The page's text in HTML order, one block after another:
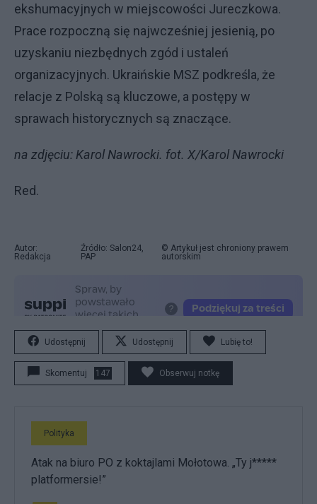
ekshumacyjnych w miejscowości Jureczkowa.
Prace rozpoczną się najwcześniej jesienią, po
uzyskaniu niezbędnych zgód i ustaleń
organizacyjnych. Ukraińskie MSZ podkreśla, że
relacje z Polską są kluczowe, a postępy w
sprawach historycznych są znaczące.
na zdjęciu: Karol Nawrocki. fot. X/Karol Nawrocki
Red.
Autor:
Redakcja
Źródło: Salon24,
PAP
© Artykuł jest chroniony prawem
autorskim
Udostępnij Udostępnij Lubię to!
Skomentuj 147 Obserwuj notkę
Polityka
Atak na biuro PO z koktajlami Mołotowa. „Ty j*****
platformersie!”